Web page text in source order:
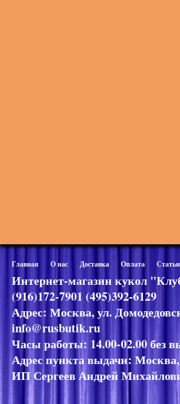
Главная О нас Доставка Оплата Статьи
Интернет-магазин кукол
(916)172-7901 (495)392-6129
Адрес: Москва, ул.
info@rusbutik.ru
Часы работы: 14.00-02.00 без
Адрес пункта выдачи:
ИП Сергеев Андрей